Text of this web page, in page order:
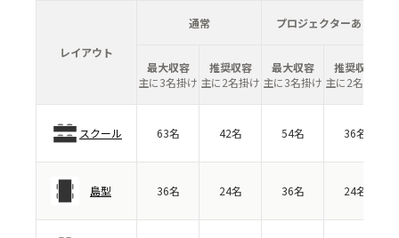
レイアウト
通常 プロジェクターあり
最大収容
主に3名掛け
推奨収容
主に2名掛け
最大収容
主に3名掛け
推奨収容
主に2名掛け
スクール 63名 42名 54名 36名
島型 36名 24名 36名 24名